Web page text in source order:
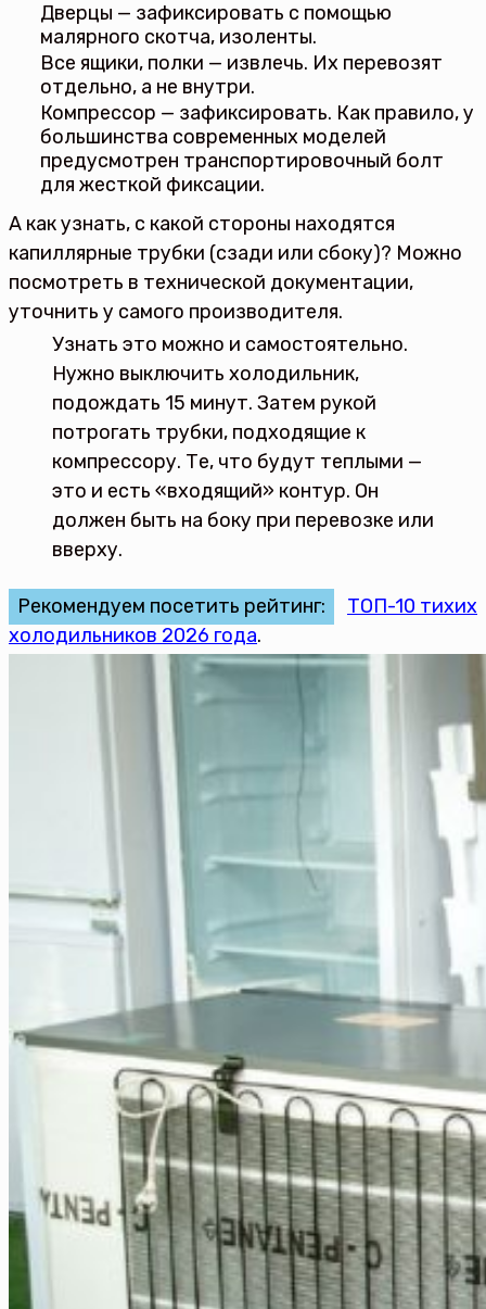
Дверцы — зафиксировать с помощью
малярного скотча, изоленты.
Все ящики, полки — извлечь. Их перевозят
отдельно, а не внутри.
Компрессор — зафиксировать. Как правило, у
большинства современных моделей
предусмотрен транспортировочный болт
для жесткой фиксации.
А как узнать, с какой стороны находятся
капиллярные трубки (сзади или сбоку)? Можно
посмотреть в технической документации,
уточнить у самого производителя.
Узнать это можно и самостоятельно.
Нужно выключить холодильник,
подождать 15 минут. Затем рукой
потрогать трубки, подходящие к
компрессору. Те, что будут теплыми —
это и есть «входящий» контур. Он
должен быть на боку при перевозке или
вверху.
Рекомендуем посетить рейтинг:
ТОП-10 тихих
холодильников 2026 года.